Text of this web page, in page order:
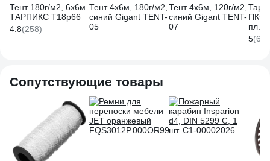
Тент 180г/м2, 6х6м
ТАРПИКС Т18р66
4.8(258)
Тент 4х6м, 180г/м2,
синий Gigant TENT-
05
Тент 4х6м, 120г/м2,
синий Gigant TENT-
07
ПКФ
5(6)
Сопутствующие товары